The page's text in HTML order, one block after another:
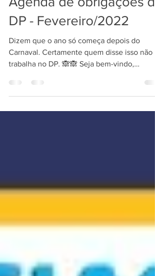
Agenda de obrigações do
DP - Fevereiro/2022
Dizem que o ano só começa depois do
Carnaval. Certamente quem disse isso não
trabalha no DP. 🙈🙈 Seja bem-vindo,